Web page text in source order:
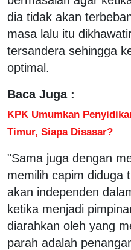
dia tidak akan
masa lalu itu
tersandera sehingga
optimal.
Baca Juga :
KPK Umumkan
Timur, Siapa Disasar?
"Sama juga dengan
memilih capim diduga
akan independen
ketika menjadi
diarahkan oleh yang
parah adalah